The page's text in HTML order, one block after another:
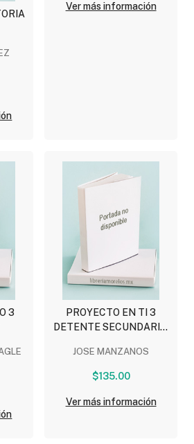
Ver más información
3
PROYECTO EN TI 3
DETENTE SECUNDARIA,
JOSE MANZANOS
$135.00
Ver más información